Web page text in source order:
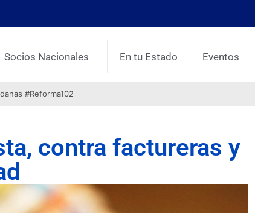
Socios Nacionales En tu Estado Eventos
#Reforma102
contra factureras y